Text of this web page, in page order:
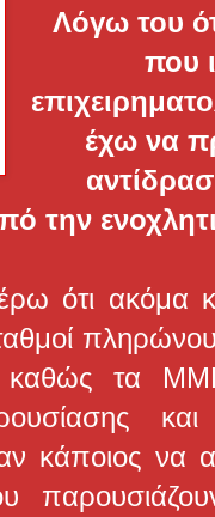
Λόγω του
που
έχω να
την
ότι ακόμα
καθώς τα
κάποιος να